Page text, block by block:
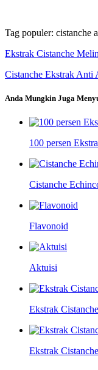
Tag populer: cistanche
Ekstrak Cistanche
Cistanche Ekstrak Anti
Anda Mungkin Juga
100 persen
Cistanche
Flavonoid
Aktuisi
Ekstrak
Ekstrak